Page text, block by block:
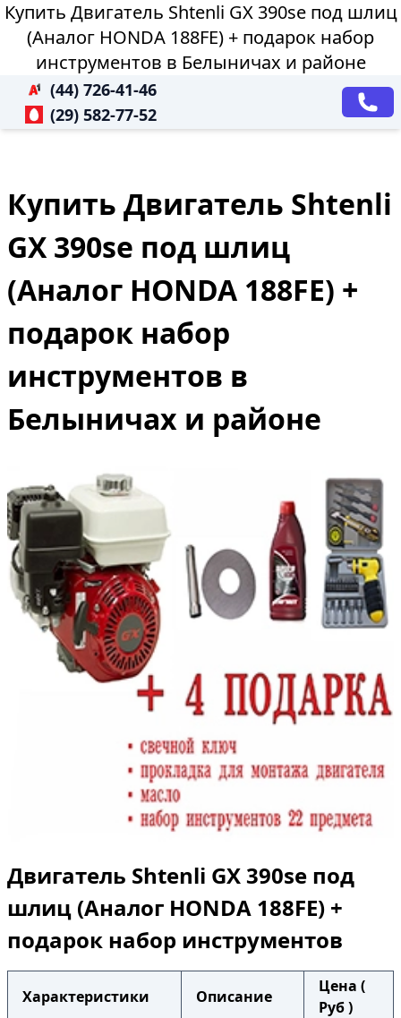
Купить Двигатель Shtenli GX 390sе под шлиц
(Аналог HONDA 188FE) + подарок набор
инструментов в Белыничах и районе
(44) 726-41-46
(29) 582-77-52
Купить Двигатель Shtenli
GX 390sе под шлиц
(Аналог HONDA 188FE) +
подарок набор
инструментов в
Белыничах и районе
Двигатель Shtenli GX 390sе под
шлиц (Аналог HONDA 188FE) +
подарок набор инструментов
Характеристики Описание
Цена (
Руб )